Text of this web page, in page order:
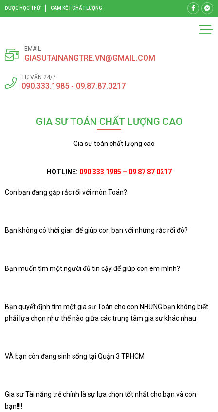
ĐƯỢC HỌC THỬ CAM KẾT CHẤT LƯỢNG
EMAIL
GIASUTAINANGTRE.VN@GMAIL.COM
TƯ VẤN 24/7
090.333.1985 - 09.87.87.0217
GIA SƯ TOÁN CHẤT LƯỢNG CAO
Gia sư toán chất lượng cao
HOTLINE: 090 333 1985 – 09 87 87 0217
Con bạn đang gặp rắc rối với môn Toán?
Bạn không có thời gian để giúp con bạn với những rắc rối đó?
Bạn muốn tìm một người đủ tin cậy để giúp con em mình?
Bạn quyết định tìm một gia sư Toán cho con NHƯNG bạn không biết
phải lựa chọn như thế nào giữa các trung tâm gia sư khác nhau
VÀ bạn còn đang sinh sống tại Quận 3 TPHCM
Gia sư Tài năng trẻ chính là sự lựa chọn tốt nhất cho bạn và con
bạn!!!!